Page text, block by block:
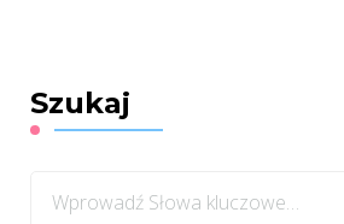
Szukaj
Szukasz